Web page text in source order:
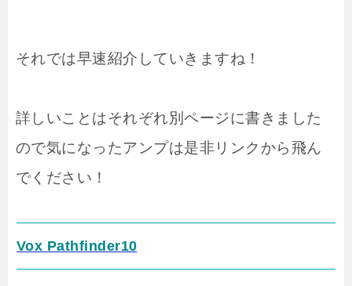
それでは早速紹介していきますね！
詳しいことはそれぞれ別ページに書きました
ので気になったアンプは是非リンクから飛ん
でください！
Vox Pathfinder10